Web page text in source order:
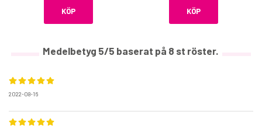
KÖP KÖP
Medelbetyg 5/5 baserat på 8 st röster.
2022-08-16